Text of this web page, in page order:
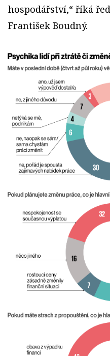
hospodářství,“ říká
František Boudný.